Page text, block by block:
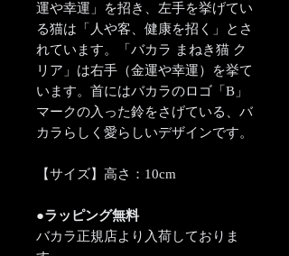
運や幸運」を招き、左手を挙げてい
る猫は「人や客、健康を招く」とさ
れています。「バカラ まねき猫 ク
リア」は右手（金運や幸運）を挙て
います。首にはバカラのロゴ「B」
マークの入った鈴をさげている、バ
カラらしく愛らしいデザインです。
【サイズ】高さ：10cm
●ラッピング無料
バカラ正規店より入荷しておりま